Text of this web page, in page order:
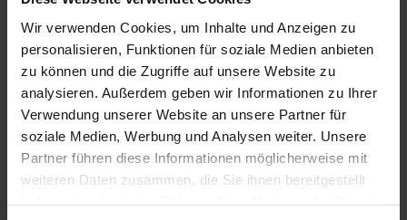
Wir verwenden Cookies, um Inhalte und Anzeigen zu
personalisieren, Funktionen für soziale Medien anbieten
zu können und die Zugriffe auf unsere Website zu
analysieren. Außerdem geben wir Informationen zu Ihrer
Verwendung unserer Website an unsere Partner für
soziale Medien, Werbung und Analysen weiter. Unsere
Partner führen diese Informationen möglicherweise mit
weiteren Daten zusammen, die Sie ihnen bereitgestellt
Automodell Name
Civic,Accord,Integra
Product Line
OEM
Version
On Plug
Geeignet Für